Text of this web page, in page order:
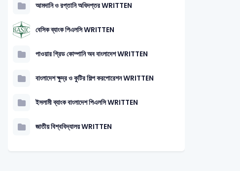
আমদানি ও রপ্তানি অধিদপ্তর WRITTEN
বেসিক ব্যাংক পিএলসি WRITTEN
পাওয়ার গ্রিড কোম্পানি অব বাংলাদেশ WRITTEN
বাংলাদেশ ক্ষুদ্র ও কুটির শিল্প করপোরেশন WRITTEN
ইসলামী ব্যাংক বাংলাদেশ পিএলসি WRITTEN
জাতীয় বিশ্ববিদ্যালয় WRITTEN